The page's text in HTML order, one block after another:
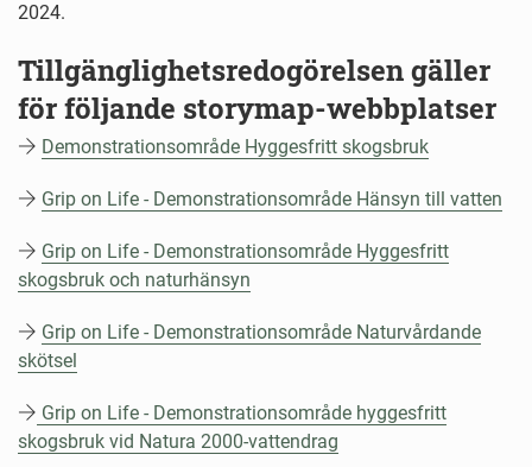
2024.
Tillgänglighetsredogörelsen gäller
för följande storymap-webbplatser
Demonstrationsområde Hyggesfritt skogsbruk
Grip on Life - Demonstrationsområde Hänsyn till vatten
Grip on Life - Demonstrationsområde Hyggesfritt
skogsbruk och naturhänsyn
Grip on Life - Demonstrationsområde Naturvårdande
skötsel
Grip on Life - Demonstrationsområde hyggesfritt
skogsbruk vid Natura 2000-vattendrag